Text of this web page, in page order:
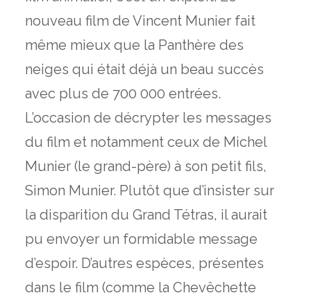
nouveau film de Vincent Munier fait
même mieux que la Panthère des
neiges qui était déjà un beau succès
avec plus de 700 000 entrées.
L’occasion de décrypter les messages
du film et notamment ceux de Michel
Munier (le grand-père) à son petit fils,
Simon Munier. Plutôt que d’insister sur
la disparition du Grand Tétras, il aurait
pu envoyer un formidable message
d’espoir. D’autres espèces, présentes
dans le film (comme la Chevêchette